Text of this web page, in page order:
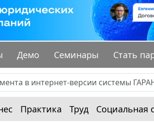
Демо Семинары Стать
Практика Труд Социальная